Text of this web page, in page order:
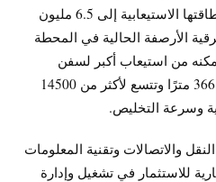
الحاويات بميناء صلالة لزيادة طاقتها الاستيعابية إلى 6.5 مليون
الأرصفة الحالية في المحطة
من استيعاب أكبر لسفن
الحاويات التي يزيد طولها عن 366 مترًا وتتسع لأكثر من 14500
وسرعة التخليص.
والاتصالات وتقنية المعلومات
للاستثمار في تشغيل وإدارة